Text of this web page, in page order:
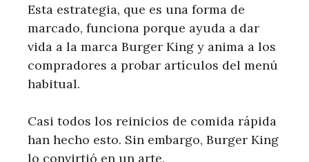
Esta estrategia, que es una forma de
marcado, funciona porque ayuda a dar
vida a la marca Burger King y anima a los
compradores a probar artículos del menú
habitual.
Casi todos los reinicios de comida rápida
han hecho esto. Sin embargo, Burger King
lo convirtió en un arte.